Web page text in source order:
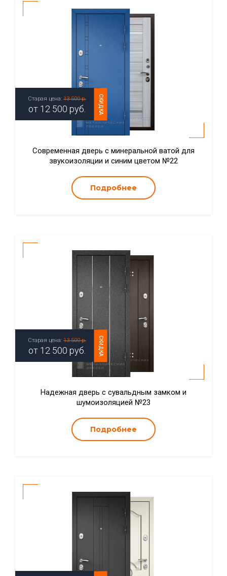
СКИДКА
Старая цена: 13 500 р.
от 12 500 руб.
Современная дверь с минеральной ватой для
звукоизоляции и синим цветом №22
Подробнее
СКИДКА
Старая цена: 13 500 р.
от 12 500 руб.
Надежная дверь с сувальдным замком и
шумоизоляцией №23
Подробнее